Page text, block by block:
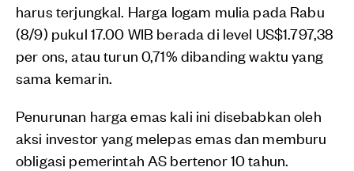
harus terjungkal. Harga logam mulia pada Rabu
(8/9) pukul 17.00 WIB berada di level US$1.797,38
per ons, atau turun 0,71% dibanding waktu yang
sama kemarin.
Penurunan harga emas kali ini disebabkan oleh
aksi investor yang melepas emas dan memburu
obligasi pemerintah AS bertenor 10 tahun.